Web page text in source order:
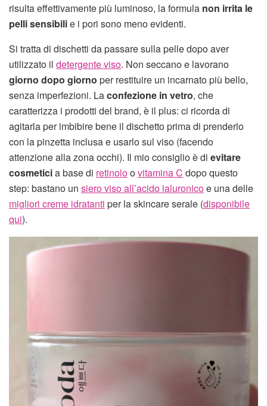
risulta effettivamente più luminoso, la formula non irrita le
pelli sensibilie i pori sono meno evidenti.
Si tratta di dischetti da passare sulla pelle dopo aver
utilizzato il detergente viso. Non seccano e lavorano
giorno dopo giorno per restituire un incarnato più bello,
senza imperfezioni. Laconfezione in vetro, che
caratterizza i prodotti del brand, è il plus: ci ricorda di
agitarla per imbibire bene il dischetto prima di prenderlo
con la pinzetta inclusa e usarlo sul viso (facendo
attenzione alla zona occhi). Il mio consiglio è di evitare
cosmeticia base di retinoloovitamina C dopo questo
step: bastano un siero viso all’acido ialuronicoe una delle
migliori creme idratanti per la skincare serale (disponibile
qui).